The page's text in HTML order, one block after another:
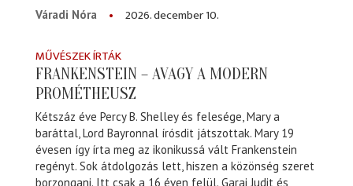
Váradi Nóra
2026. december 10.
MŰVÉSZEK ÍRTÁK
FRANKENSTEIN – AVAGY A MODERN
PROMÉTHEUSZ
Kétszáz éve Percy B. Shelley és felesége, Mary a
baráttal, Lord Bayronnal írósdit játszottak. Mary 19
évesen így írta meg az ikonikussá vált Frankenstein
regényt. Sok átdolgozás lett, hiszen a közönség szeret
borzongani. Itt csak a 16 éven felül. Garai Judit és